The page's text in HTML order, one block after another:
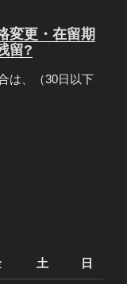
変更・在留期
留?
は、（30日以下
土 日